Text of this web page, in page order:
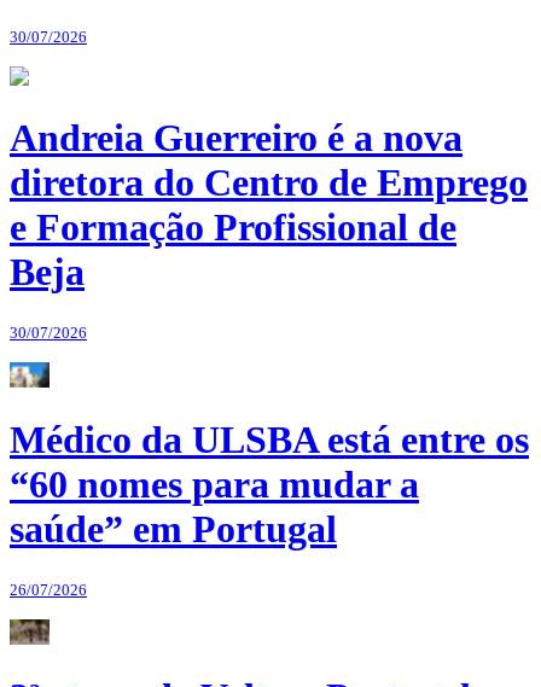
30/07/2026
Andreia Guerreiro é a nova
diretora do Centro de Emprego
e Formação Profissional de
Beja
30/07/2026
Médico da ULSBA está entre os
“60 nomes para mudar a
saúde” em Portugal
26/07/2026